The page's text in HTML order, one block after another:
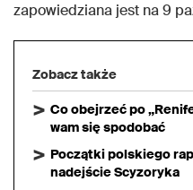
zapowiedziana jest na 9
Zobacz także
Co obejrzeć po
wam się spodobać
Początki polskiego
nadejście Scyzoryka